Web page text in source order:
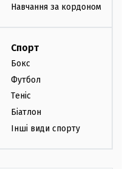
Навчання за кордоном
Спорт
Бокс
Футбол
Теніс
Біатлон
Інші види спорту